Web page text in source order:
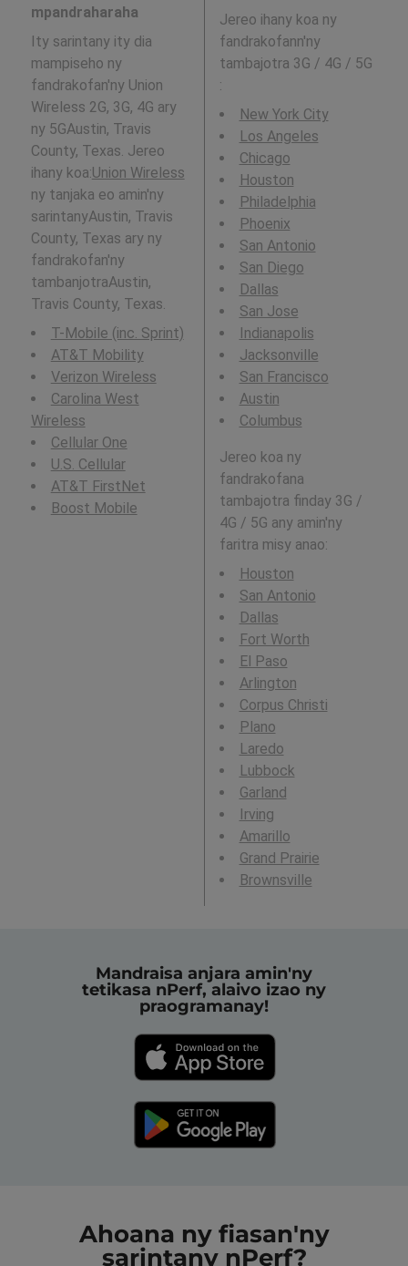
mpandraharaha
Ity sarintany ity dia
mampiseho ny
fandrakofan'ny Union
Wireless 2G, 3G, 4G ary
ny 5GAustin, Travis
County, Texas. Jereo
ihany koa:Union Wireless
ny tanjaka eo amin'ny
sarintanyAustin, Travis
County, Texas ary ny
fandrakofan'ny
tambanjotraAustin,
Travis County, Texas.
T-Mobile (inc. Sprint)
AT&T Mobility
Verizon Wireless
Carolina West
Wireless
Cellular One
U.S. Cellular
AT&T FirstNet
Boost Mobile
Jereo ihany koa ny
fandrakofann'ny
tambajotra 3G / 4G / 5G
:
New York City
Los Angeles
Chicago
Houston
Philadelphia
Phoenix
San Antonio
San Diego
Dallas
San Jose
Indianapolis
Jacksonville
San Francisco
Austin
Columbus
Jereo koa ny
fandrakofana
tambajotra finday 3G /
4G / 5G any amin'ny
faritra misy anao:
Houston
San Antonio
Dallas
Fort Worth
El Paso
Arlington
Corpus Christi
Plano
Laredo
Lubbock
Garland
Irving
Amarillo
Grand Prairie
Brownsville
Mandraisa anjara amin'ny
tetikasa nPerf, alaivo izao ny
praogramanay!
Ahoana ny fiasan'ny
sarintany nPerf?